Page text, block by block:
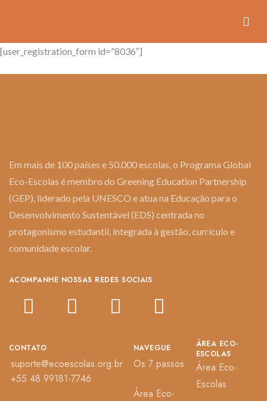
[user_registration_form id=”8036″]
Em mais de 100 países e 50.000 escolas, o Programa Global
Eco-Escolas é membro do Greening Education Partnership
(GEP), liderado pela UNESCO e atua na Educação para o
Desenvolvimento Sustentável (EDS) centrada no
protagonismo estudantil, integrada à gestão, currículo e
comunidade escolar.
ACOMPANHE NOSSAS REDES SOCIAIS
NAVEGUE
Os 7 passos
Área Eco-
ÁREA ECO-
ESCOLAS
Área Eco-
Escolas
CONTATO
suporte@ecoescolas.org.br
+55 48 99181-7746